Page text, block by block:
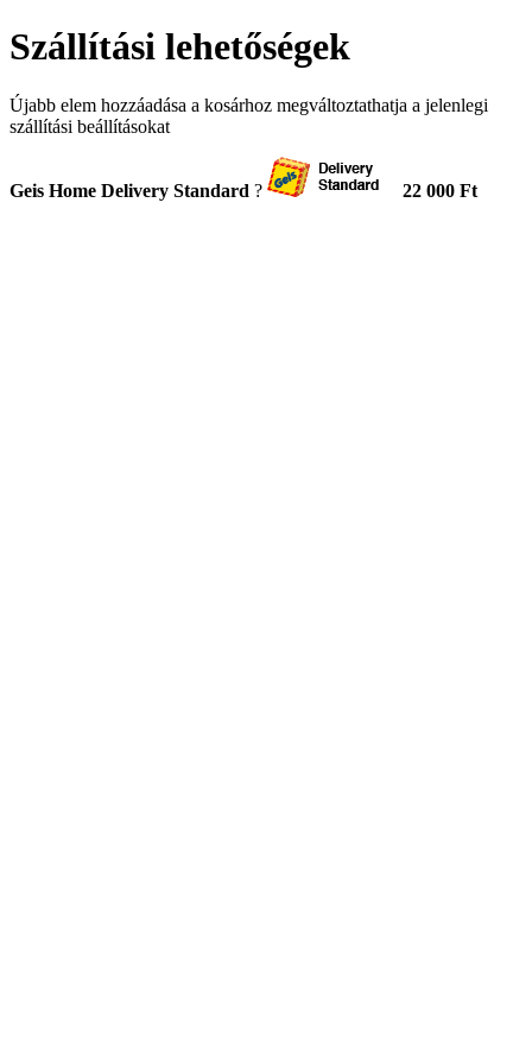
Szállítási lehetőségek
Újabb elem hozzáadása a kosárhoz megváltoztathatja a jelenlegi
szállítási beállításokat
Geis Home Delivery Standard ? 22 000 Ft